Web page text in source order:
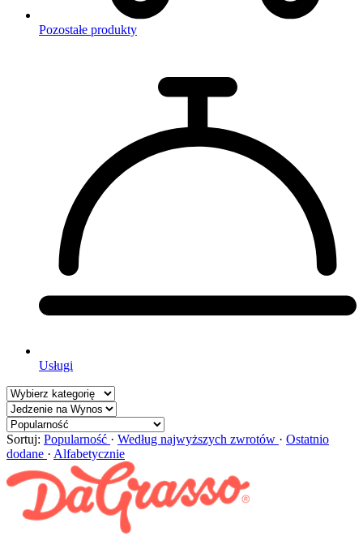
Pozostałe produkty
Usługi
Sortuj: Popularność · Według najwyższych zwrotów · Ostatnio
dodane · Alfabetycznie